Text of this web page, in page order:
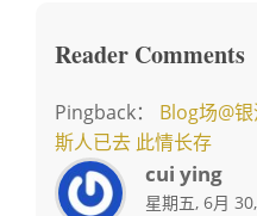
航
Reader Comments
Pingback： Blog场@
斯人已去 此情长存
cui ying
星期五, 6月